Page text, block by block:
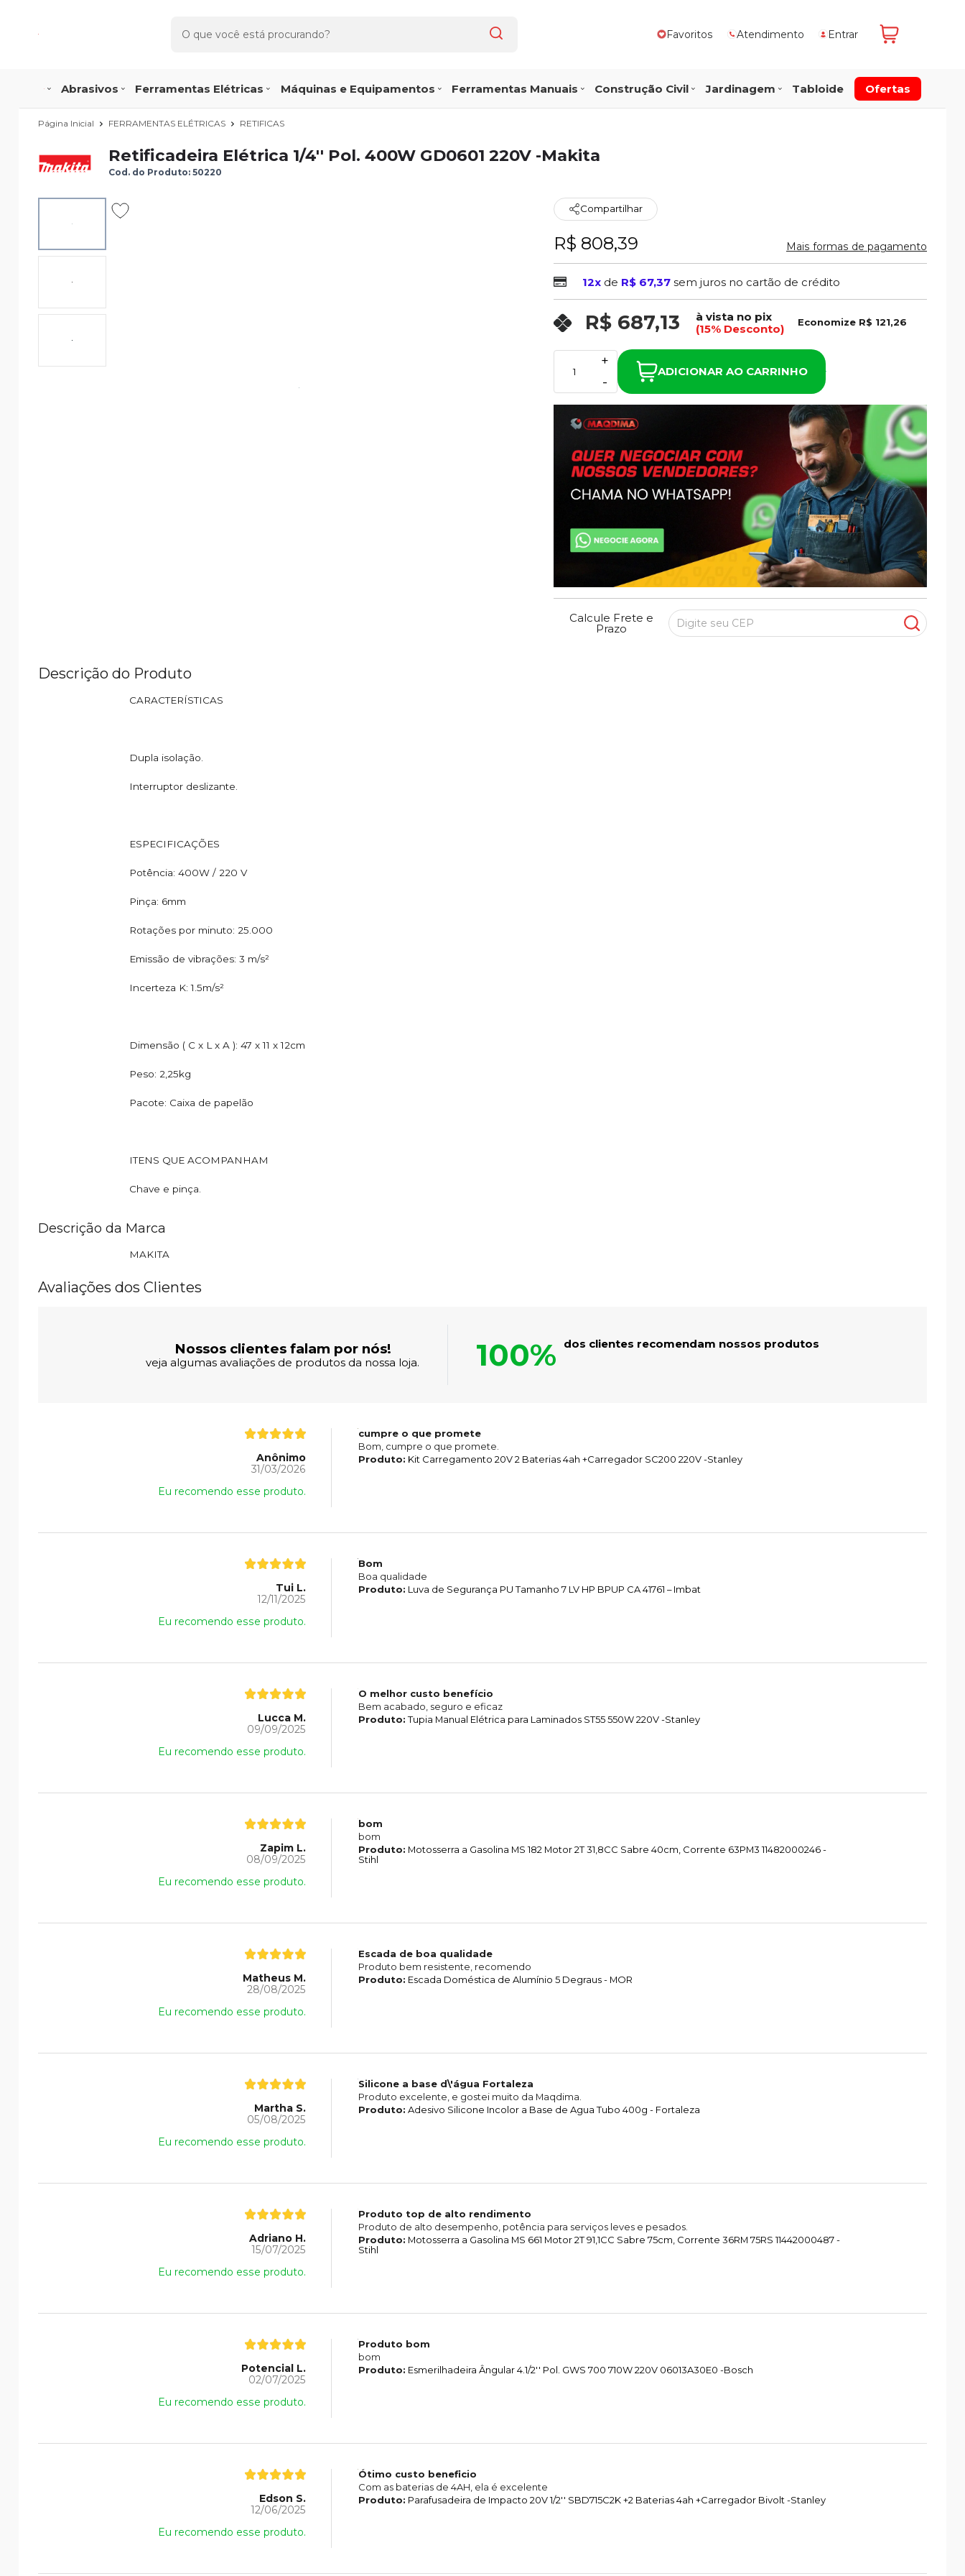
Favoritos Atendimento Entrar
Abrasivos Ferramentas Elétricas Máquinas e Equipamentos Ferramentas Manuais Construção Civil Jardinagem Tabloide Ofertas
Página Inicial FERRAMENTAS ELÉTRICAS RETIFICAS
Retificadeira Elétrica 1/4'' Pol. 400W GD0601 220V -Makita
Cod. do Produto: 50220
Compartilhar
R$ 808,39 Mais formas de pagamento
12x de R$ 67,37 sem juros no cartão de crédito
R$ 687,13
à vista no pix
(15% Desconto)
Economize R$ 121,26
-
+
ADICIONAR AO CARRINHO
Calcule Frete e
Prazo
Descrição do Produto
CARACTERÍSTICAS
Dupla isolação.
Interruptor deslizante.
ESPECIFICAÇÕES
Potência: 400W / 220 V
Pinça: 6mm
Rotações por minuto: 25.000
Emissão de vibrações: 3 m/s²
Incerteza K: 1.5m/s²
Dimensão ( C x L x A ): 47 x 11 x 12cm
Peso: 2,25kg
Pacote: Caixa de papelão
ITENS QUE ACOMPANHAM
Chave e pinça.
Descrição da Marca
MAKITA
Avaliações dos Clientes
Nossos clientes falam por nós!
veja algumas avaliações de produtos da nossa loja. 100% dos clientes recomendam nossos produtos
Anônimo
31/03/2026
Eu recomendo esse produto.
cumpre o que promete
Bom, cumpre o que promete.
Produto: Kit Carregamento 20V 2 Baterias 4ah +Carregador SC200 220V -Stanley
Tui L.
12/11/2025
Eu recomendo esse produto.
Bom
Boa qualidade
Produto: Luva de Segurança PU Tamanho 7 LV HP BPUP CA 41761 – Imbat
Lucca M.
09/09/2025
Eu recomendo esse produto.
O melhor custo benefício
Bem acabado, seguro e eficaz
Produto:Tupia Manual Elétrica para Laminados ST55 550W 220V -Stanley
Zapim L.
08/09/2025
Eu recomendo esse produto.
bom
bom
Produto: Motosserra a Gasolina MS 182 Motor 2T 31,8CC Sabre 40cm, Corrente 63PM3 11482000246 -
Stihl
Matheus M.
28/08/2025
Eu recomendo esse produto.
Escada de boa qualidade
Produto bem resistente, recomendo
Produto: Escada Doméstica de Alumínio 5 Degraus - MOR
Martha S.
05/08/2025
Eu recomendo esse produto.
Silicone a base d\'água Fortaleza
Produto excelente, e gostei muito da Maqdima.
Produto: Adesivo Silicone Incolor a Base de Agua Tubo 400g - Fortaleza
Adriano H.
15/07/2025
Eu recomendo esse produto.
Produto top de alto rendimento
Produto de alto desempenho, potência para serviços leves e pesados.
Produto: Motosserra a Gasolina MS 661 Motor 2T 91,1CC Sabre 75cm, Corrente 36RM 75RS 11442000487 -
Stihl
Potencial L.
02/07/2025
Eu recomendo esse produto.
Produto bom
bom
Produto: Esmerilhadeira Ângular 4.1/2'' Pol. GWS 700 710W 220V 06013A30E0 -Bosch
Edson S.
12/06/2025
Eu recomendo esse produto.
Ótimo custo beneficio
Com as baterias de 4AH, ela é excelente
Produto: Parafusadeira de Impacto 20V 1/2'' SBD715C2K +2 Baterias 4ah +Carregador Bivolt -Stanley